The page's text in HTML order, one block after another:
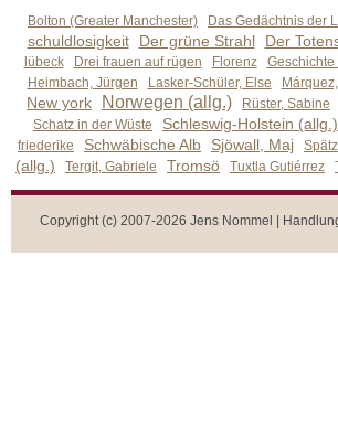
Bolton (Greater Manchester) Das Gedächtnis der
schuldlosigkeit Der grüne Strahl Der
lübeck
Drei frauen auf rügen Florenz
Heimbach, Jürgen
Lasker-Schüler, Else
New york
Norwegen (allg.) Rüster, Sabine
Schatz in der Wüste
Schleswig-Holstein (allg.)
friederike Schwäbische Alb Sjöwall, Maj
(allg.) Tergit, Gabriele Tromsö Tuxtla Gutiérrez
Copyright (c) 2007-2026 Jens Nommel |